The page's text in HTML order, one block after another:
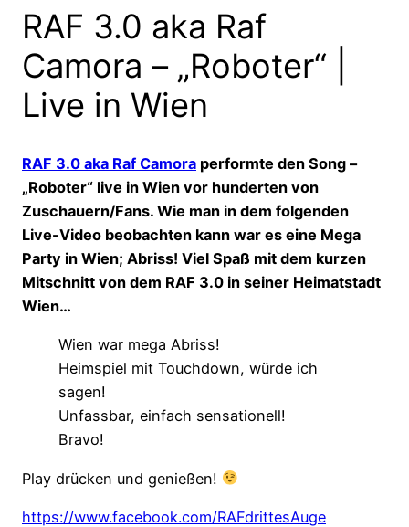
RAF 3.0 aka Raf
Camora – „Roboter“ |
Live in Wien
RAF 3.0 aka Raf Camora performte den Song –
„Roboter“ live in Wien vor hunderten von
Zuschauern/Fans. Wie man in dem folgenden
Live-Video beobachten kann war es eine Mega
Party in Wien; Abriss! Viel Spaß mit dem kurzen
Mitschnitt von dem RAF 3.0 in seiner Heimatstadt
Wien…
Wien war mega Abriss!
Heimspiel mit Touchdown, würde ich
sagen!
Unfassbar, einfach sensationell!
Bravo!
Play drücken und genießen!
https://www.facebook.com/RAFdrittesAuge